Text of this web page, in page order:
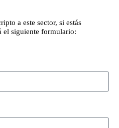
a este sector, si estás
el siguiente formulario: